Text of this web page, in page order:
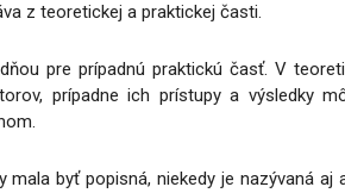
z teoretickej a praktickej časti.
pre prípadnú praktickú časť. V
prípadne ich prístupy a výsledky
mala byť popisná, niekedy je nazývaná